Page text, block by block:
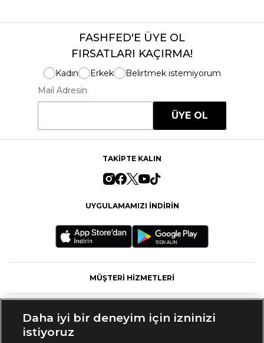
FASHFED'E ÜYE OL
FIRSATLARI KAÇIRMA!
Kadın Erkek
Belirtmek istemiyorum
Mail Adresin
ÜYE OL
TAKİPTE KALIN
UYGULAMAMIZI İNDİRİN
MÜŞTERİ HİZMETLERİ
Daha iyi bir deneyim için izninizi
istiyoruz